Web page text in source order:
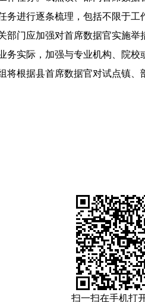
进行逐条梳理，包括不限于
门应加强对首席数据官实施举
际，加强与专业机构、院校
据县首席数据官对试点镇、
扫一扫在手机打